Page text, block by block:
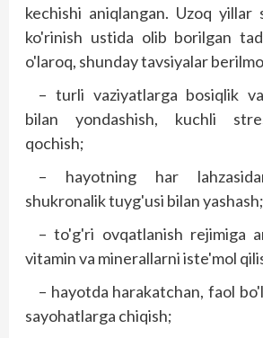
kechishi aniqlangan. Uzoq yillar
ko'rinish ustida olib borilgan
o'laroq, shunday tavsiyalar
– turli vaziyatlarga bosiqlik
bilan yondashish, kuchli
qochish;
– hayotning har
shukronalik tuyg'usi bilan yashash;
– to'g'ri ovqatlanish rejimiga
vitamin va minerallarni iste'mol
– hayotda harakatchan, faol
sayohatlarga chiqish;